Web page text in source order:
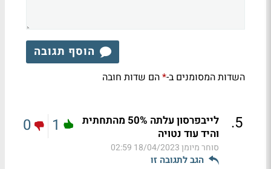
הוסף תגובה
השדות המסומנים ב-*הם שדות חובה
5
.
לייבפרסון עלתה 50% מהתחתית
והיד עוד נטויה
סוחר מיומן18/04/2023 02:59
הגב לתגובה זו
1
0